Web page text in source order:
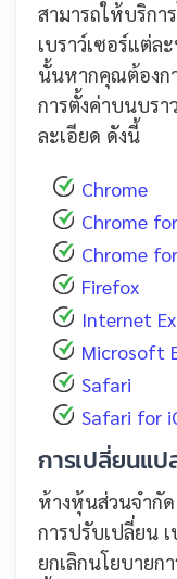
สามารถให้บริกา
เบราว์เซอร์แต่ล
นั้นหากคุณต้องก
การตั้งค่าบนบร
ละเอียด ดังนี้
Chrome
Chrome
Chrome
Firefox
Internet
Microsoft
Safari
Safari for
การเปลี่ยนแป
ห้างหุ้นส่วนจำกั
การปรับเปลี่ยน
ยกเลิกนโยบาย